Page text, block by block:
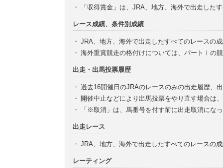
・
「収得賞金」は、JRA、地方、海外で出走した
レース成績、条件別成績
・ JRA、地方、海外で出走したすべてのレースの
・ 海外重賞競走の格付けについては、パートⅠの
出走・出馬投票履歴
・ 過去16開催日のJRAのレースのみの出走履歴、
・ 開催中止などにより出馬投票をやり直す場合は
・
「※取消」は、馬番号を付す前に出走取消にな
出走レース
・ JRA、地方、海外で出走したすべてのレースの
レーティング